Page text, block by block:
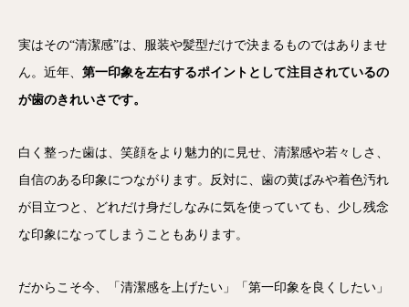
実はその“清潔感”は、服装や髪型だけで決まるものではありませ
ん。近年、 第一印象を左右するポイントとして注目されているの
が歯のきれいさです。
白く整った歯は、笑顔をより魅力的に見せ、清潔感や若々しさ、
自信のある印象につながります。反対に、歯の黄ばみや着色汚れ
が目立つと、どれだけ身だしなみに気を使っていても、少し残念
な印象になってしまうこともあります。
だからこそ今、「清潔感を上げたい」「第一印象を良くしたい」